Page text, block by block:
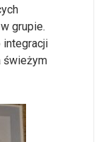
grupie.
integracji
świeżym